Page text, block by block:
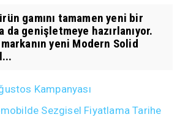
gamını tamamen yeni bir
da genişletmeye hazırlanıyor.
markanın yeni Modern Solid
Kampanyası
Sezgisel Fiyatlama Tarihe